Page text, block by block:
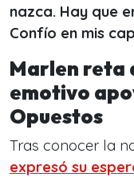
nazca. Hay que
Confío en mis
Marlen reta
emotivo
Opuestos
Tras conocer la
expresó su